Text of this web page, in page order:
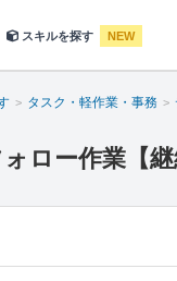
スキルを探す NEW
タスク・軽作業・事務
ロー作業【継